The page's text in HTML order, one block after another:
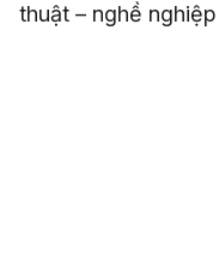
thuật – nghề